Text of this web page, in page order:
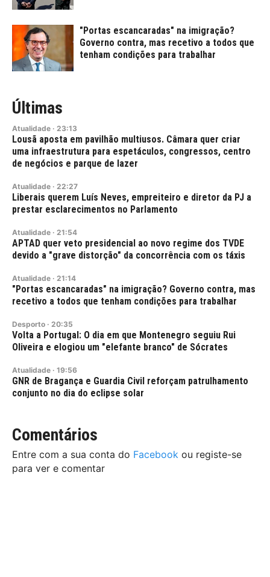
"Portas escancaradas" na imigração?
Governo contra, mas recetivo a todos que
tenham condições para trabalhar
Últimas
Atualidade · 23:13
Lousã aposta em pavilhão multiusos. Câmara quer criar
uma infraestrutura para espetáculos, congressos, centro
de negócios e parque de lazer
Atualidade · 22:27
Liberais querem Luís Neves, empreiteiro e diretor da PJ a
prestar esclarecimentos no Parlamento
Atualidade · 21:54
APTAD quer veto presidencial ao novo regime dos TVDE
devido a "grave distorção" da concorrência com os táxis
Atualidade · 21:14
"Portas escancaradas" na imigração? Governo contra, mas
recetivo a todos que tenham condições para trabalhar
Desporto · 20:35
Volta a Portugal: O dia em que Montenegro seguiu Rui
Oliveira e elogiou um "elefante branco" de Sócrates
Atualidade · 19:56
GNR de Bragança e Guardia Civil reforçam patrulhamento
conjunto no dia do eclipse solar
Comentários
Entre com a sua conta do Facebook ou registe-se
para ver e comentar